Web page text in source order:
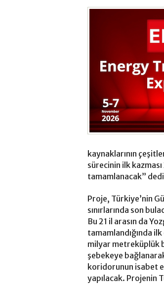
kaynaklarının
sürecinin ilk
tamamlanacak”
Proje, Türkiye’nin
sınırlarında son
Bu 21 il arasın da
tamamlandığında
milyar metreküplük
şebekeye
koridorunun isabet
yapılacak. Projenin